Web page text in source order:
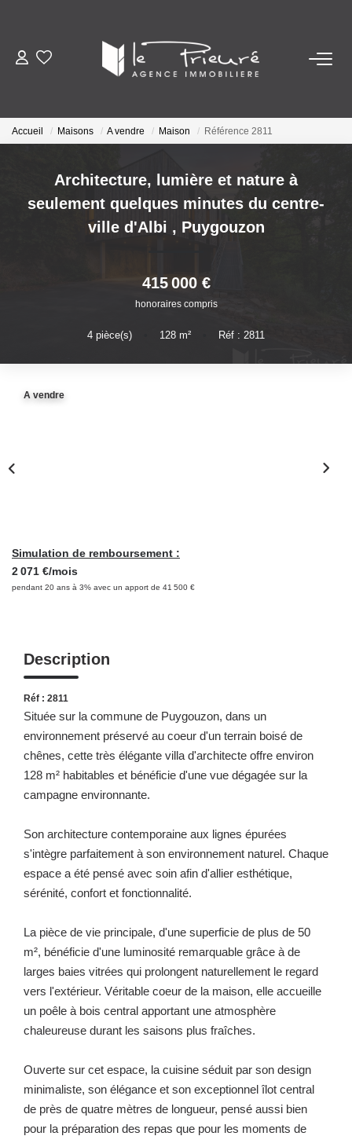
VENTES
ESTIMATION
ACTUALITÉS
NOTRE AGENCE
Notre Histoire Et Nos Valeurs
Nos Secteurs
NOS OUTILS
Accueil Maisons A vendre Maison Référence 2811
Architecture, lumière et nature à
seulement quelques minutes du centre-
ville d'Albi , Puygouzon
415 000 €
honoraires compris
4 pièce(s) 128 m² Réf : 2811
A vendre
Simulation de remboursement :
2 071 €/mois
pendant 20 ans à 3% avec un apport de 41 500 €
Description
Réf : 2811
Située sur la commune de Puygouzon, dans un
environnement préservé au coeur d'un terrain boisé de
chênes, cette très élégante villa d'architecte offre environ
128 m² habitables et bénéficie d'une vue dégagée sur la
campagne environnante.
Son architecture contemporaine aux lignes épurées
s'intègre parfaitement à son environnement naturel. Chaque
espace a été pensé avec soin afin d'allier esthétique,
sérénité, confort et fonctionnalité.
La pièce de vie principale, d'une superficie de plus de 50
m², bénéficie d'une luminosité remarquable grâce à de
larges baies vitrées qui prolongent naturellement le regard
vers l'extérieur. Véritable coeur de la maison, elle accueille
un poêle à bois central apportant une atmosphère
chaleureuse durant les saisons plus fraîches.
Ouverte sur cet espace, la cuisine séduit par son design
minimaliste, son élégance et son exceptionnel îlot central
de près de quatre mètres de longueur, pensé aussi bien
pour la préparation des repas que pour les moments de